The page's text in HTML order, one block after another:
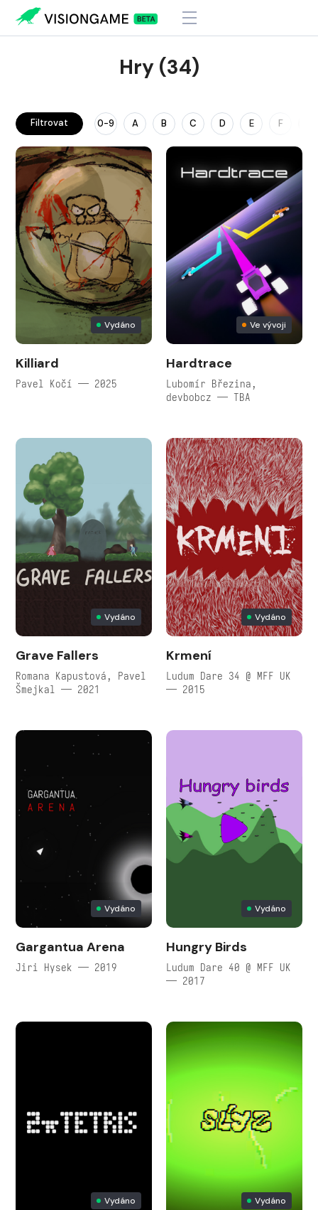
Hry (34)
Filtrovat 0-9 A B C D E F
Vydáno
Killiard
Pavel Kočí — 2025
Ve vývoji
Hardtrace
Lubomír Březina,
devbobcz — TBA
Vydáno
Grave Fallers
Romana Kapustová, Pavel
Šmejkal — 2021
Vydáno
Krmení
Ludum Dare 34 @ MFF UK
— 2015
Vydáno
Gargantua Arena
Jiri Hysek — 2019
Vydáno
Hungry Birds
Ludum Dare 40 @ MFF UK
— 2017
Vydáno Vydáno